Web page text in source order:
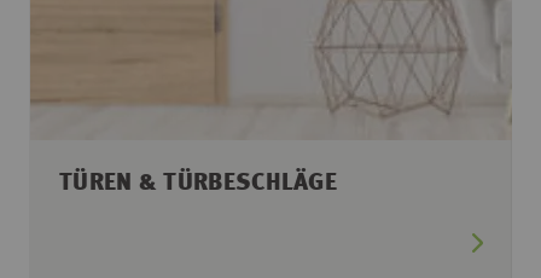
TÜREN & TÜRBESCHLÄGE